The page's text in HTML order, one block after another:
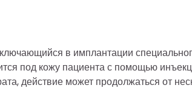
в имплантации
под кожу пациента с помощью
действие может продолжаться от